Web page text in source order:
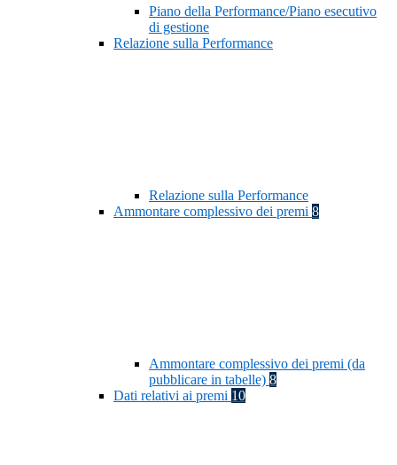
Piano della Performance/Piano esecutivo
di gestione
Relazione sulla Performance
Relazione sulla Performance
Ammontare complessivo dei premi 8
Ammontare complessivo dei premi (da
pubblicare in tabelle) 8
Dati relativi ai premi 10